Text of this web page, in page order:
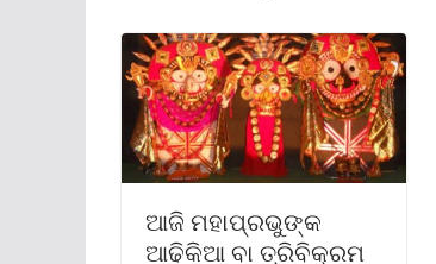
ଆଜି ମହାପ୍ରଭୁଙ୍କ
ଆଢିକିଆ ବା ତ୍ରିବିକ୍ରମ